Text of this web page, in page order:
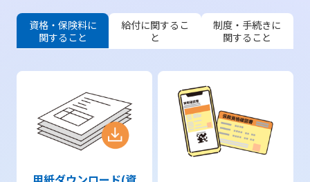
資格・保険料に
関すること
給付に関するこ
と
制度・手続きに
関すること